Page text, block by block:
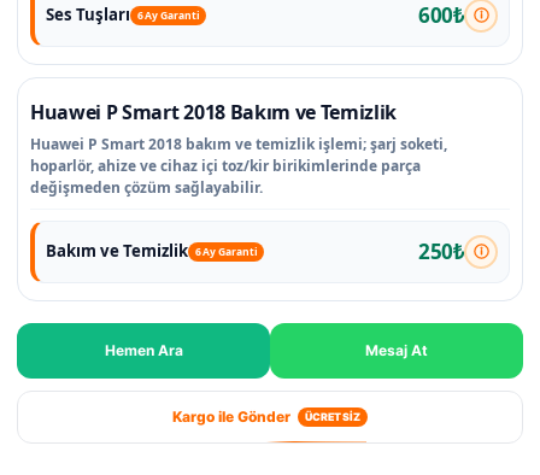
Ses Tuşları 6 Ay Garanti 600₺
Huawei P Smart 2018 Bakım ve Temizlik
Huawei P Smart 2018 bakım ve temizlik işlemi; şarj soketi,
hoparlör, ahize ve cihaz içi toz/kir birikimlerinde parça
değişmeden çözüm sağlayabilir.
Bakım ve Temizlik 6 Ay Garanti 250₺
Hemen Ara Mesaj At
Kargo ile Gönder ÜCRETSİZ